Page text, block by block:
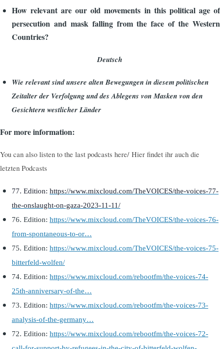
How relevant are our old movements in this political age of
persecution and mask falling from the face of the Western
Countries?
Deutsch
Wie relevant sind unsere alten Bewegungen in diesem politischen
Zeitalter der Verfolgung und des Ablegens von Masken von den
Gesichtern westlicher Länder
For more information:
You can also listen to the last podcasts here/ Hier findet ihr auch die
letzten Podcasts
77. Edition: https://www.mixcloud.com/TheVOICES/the-voices-77-
the-onslaught-on-gaza-2023-11-11/
76. Edition: https://www.mixcloud.com/TheVOICES/the-voices-76-
from-spontaneous-to-or…
75. Edition: https://www.mixcloud.com/TheVOICES/the-voices-75-
bitterfeld-wolfen/
74. Edition: https://www.mixcloud.com/rebootfm/the-voices-74-
25th-anniversary-of-the…
73. Edition: https://www.mixcloud.com/rebootfm/the-voices-73-
analysis-of-the-germany…
72. Edition: https://www.mixcloud.com/rebootfm/the-voices-72-